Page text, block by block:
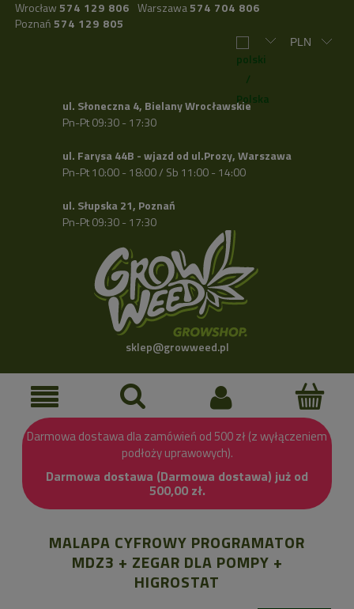
Wrocław 574 129 806 Warszawa574 704 806
Poznań 574 129 805
ul. Słoneczna 4, Bielany Wrocławskie
Pn-Pt 09:30 - 17:30
ul. Farysa 44B - wjazd od ul.Prozy, Warszawa
Pn-Pt 10:00 - 18:00 / Sb 11:00 - 14:00
ul. Słupska 21, Poznań
Pn-Pt 09:30 - 17:30
sklep@growweed.pl
Darmowa dostawa dla zamówień od 500 zł (z wyłączeniem
podłoży uprawowych).
Darmowa dostawa (Darmowa dostawa) już od
500,00 zł.
MALAPA CYFROWY PROGRAMATOR
MDZ3 + ZEGAR DLA POMPY +
HIGROSTAT